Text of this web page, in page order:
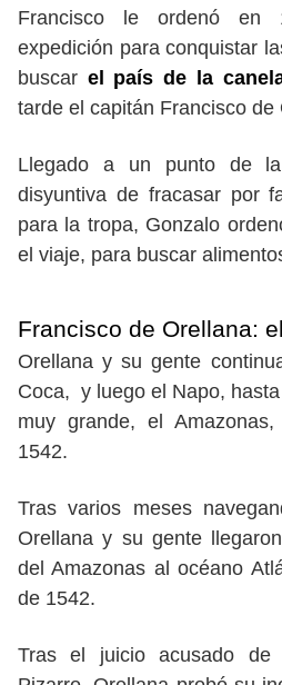
Francisco le ordenó
expedición para conquistar
buscar el país de la
tarde el capitán Francisco de
Llegado a un punto de
disyuntiva de fracasar por
para la tropa, Gonzalo
el viaje, para buscar
Francisco de Orellana:
Orellana y su gente
Coca, y luego el Napo,
muy grande, el
1542.
Tras varios meses
Orellana y su gente
del Amazonas al océano
de 1542.
Tras el juicio acusado de